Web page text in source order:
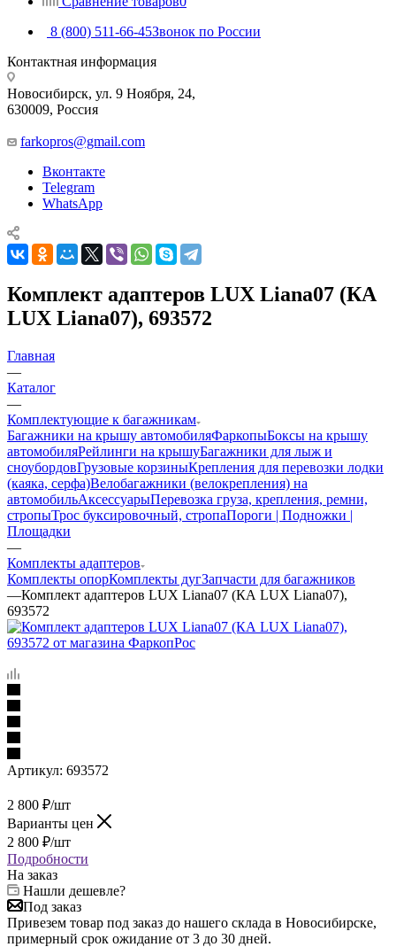
8 (800) 511-66-45Звонок по России
Контактная информация
Новосибирск, ул. 9 Ноября, 24,
630009, Россия
farkopros@gmail.com
Вконтакте
Telegram
WhatsApp
Комплект адаптеров LUX Liana07 (КА
LUX Liana07), 693572
Главная
—
Каталог
—
Комплектующие к багажникам
Багажники на крышу автомобиляФаркопыБоксы на крышу
автомобиляРейлинги на крышуБагажники для лыж и
сноубордовГрузовые корзиныКрепления для перевозки лодки
(каяка, серфа)Велобагажники (велокрепления) на
автомобильАксессуарыПеревозка груза, крепления, ремни,
стропыТрос буксировочный, стропаПороги | Подножки |
Площадки
—
Комплекты адаптеров
Комплекты опорКомплекты дугЗапчасти для багажников
—Комплект адаптеров LUX Liana07 (КА LUX Liana07),
693572
Артикул: 693572
2 800 ₽/шт
Варианты цен
2 800 ₽/шт
Подробности
На заказ
Нашли дешевле?
Под заказ
Привезем товар под заказ до нашего склада в Новосибирске,
примерный срок ожидание от 3 до 30 дней.